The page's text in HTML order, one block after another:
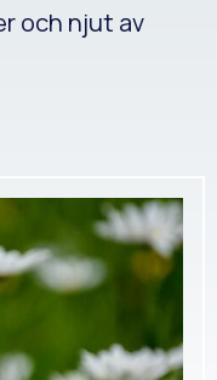
och njut av